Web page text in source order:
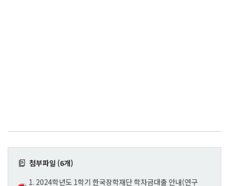
첨부파일 (6개)
1. 2024학년도 1학기 한국장학재단 학자금대출 안내(연구